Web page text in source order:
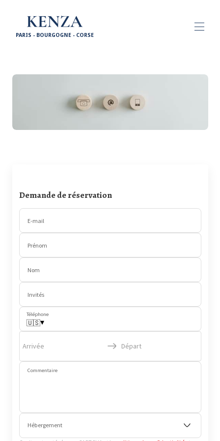
PARIS - BOURGOGNE - CORSE
PARTENAIRES
NOS SERVICES ▾
CONTACT
Demande de réservation
E-mail
Prénom
Nom
Invités
Téléphone
🇺🇸▾
Arrivée Départ
Commentaire
Hébergement